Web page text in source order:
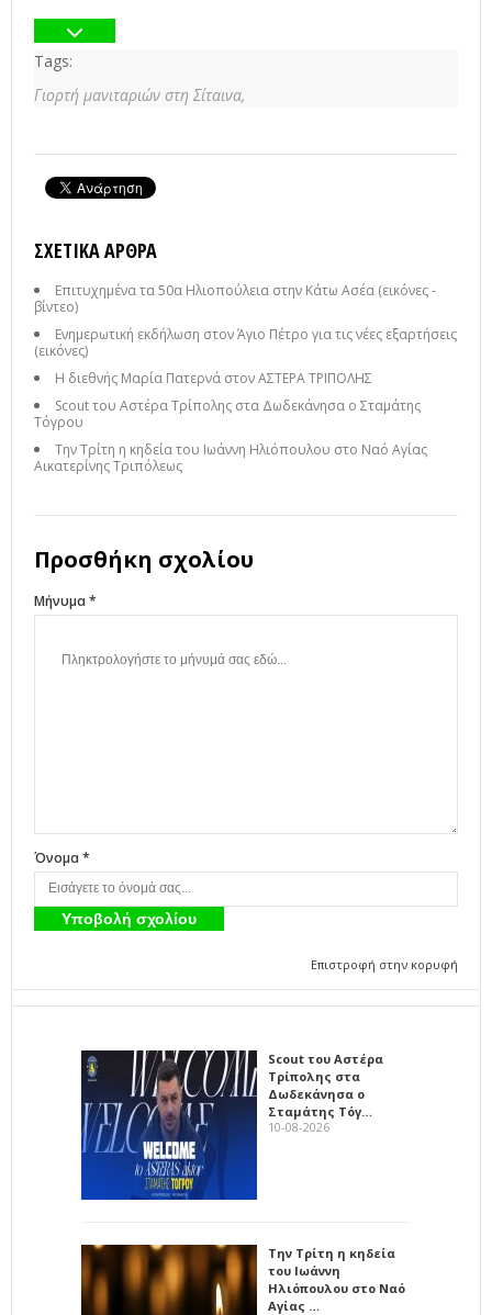
Tags:
Γιορτή μανιταριών στη Σίταινα,
ΣΧΕΤΙΚΆ ΆΡΘΡΑ
Επιτυχημένα τα 50α Ηλιοπούλεια στην Κάτω Ασέα (εικόνες -
βίντεο)
Ενημερωτική εκδήλωση στον Άγιο Πέτρο για τις νέες εξαρτήσεις
(εικόνες)
Η διεθνής Μαρία Πατερνά στον ΑΣΤΕΡΑ ΤΡΙΠΟΛΗΣ
Scout του Αστέρα Τρίπολης στα Δωδεκάνησα ο Σταμάτης
Τόγρου
Την Τρίτη η κηδεία του Ιωάννη Ηλιόπουλου στο Ναό Αγίας
Αικατερίνης Τριπόλεως
Προσθήκη σχολίου
Μήνυμα *
Όνομα *
Επιστροφή στην κορυφή
Scout του Αστέρα
Τρίπολης στα
Δωδεκάνησα ο
Σταμάτης Τόγ…
10-08-2026
Την Τρίτη η κηδεία
του Ιωάννη
Ηλιόπουλου στο Ναό
Αγίας …